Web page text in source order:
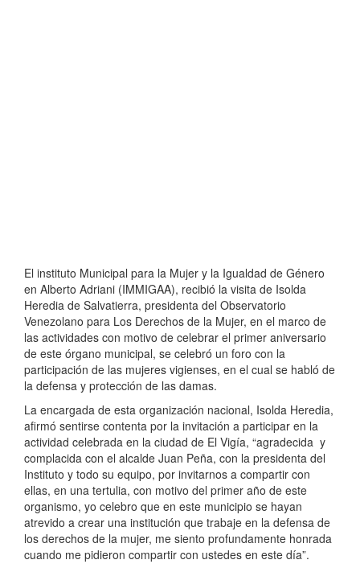
El instituto Municipal para la Mujer y la Igualdad de Género
en Alberto Adriani (IMMIGAA), recibió la visita de Isolda
Heredia de Salvatierra, presidenta del Observatorio
Venezolano para Los Derechos de la Mujer, en el marco de
las actividades con motivo de celebrar el primer aniversario
de este órgano municipal, se celebró un foro con la
participación de las mujeres vigienses, en el cual se habló de
la defensa y protección de las damas.
La encargada de esta organización nacional, Isolda Heredia,
afirmó sentirse contenta por la invitación a participar en la
actividad celebrada en la ciudad de El Vigía, “agradecida y
complacida con el alcalde Juan Peña, con la presidenta del
Instituto y todo su equipo, por invitarnos a compartir con
ellas, en una tertulia, con motivo del primer año de este
organismo, yo celebro que en este municipio se hayan
atrevido a crear una institución que trabaje en la defensa de
los derechos de la mujer, me siento profundamente honrada
cuando me pidieron compartir con ustedes en este día”.